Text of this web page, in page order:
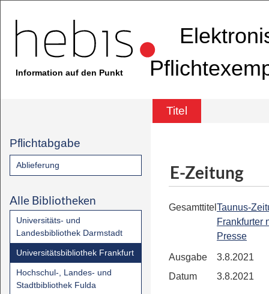
Information auf den Punkt
Titel
Pflichtabgabe
Ablieferung
Alle Bibliotheken
Universitäts- und
Landesbibliothek Darmstadt
Universitätsbibliothek Frankfurt
Hochschul-, Landes- und
Stadtbibliothek Fulda
E-Zeitung
Gesamttitel Taunus-
Frankfurter
Presse
Ausgabe
3.8.2021
Datum
3.8.2021